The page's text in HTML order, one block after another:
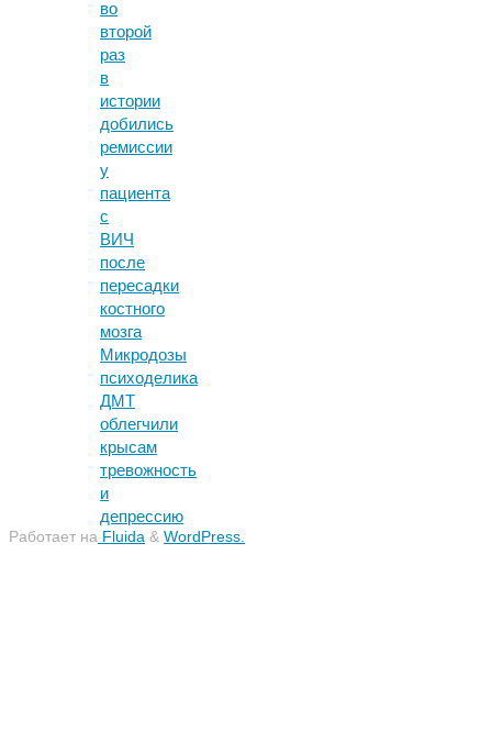
во
второй
раз
в
истории
добились
ремиссии
у
пациента
с
ВИЧ
после
пересадки
костного
мозга
Микродозы
психоделика
ДМТ
облегчили
крысам
тревожность
и
депрессию
Работает на Fluida & WordPress.